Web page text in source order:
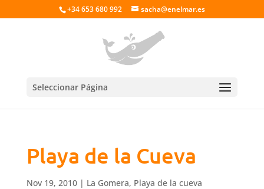
+34 653 680 992 sacha@enelmar.es
Seleccionar Página
Playa de la Cueva
Nov 19, 2010| La Gomera, Playa de la cueva